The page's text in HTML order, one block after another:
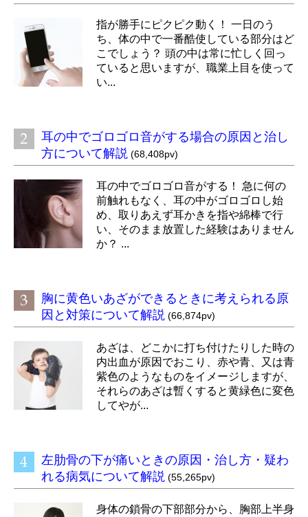
指が勝手にピクピク動く！ 一日のう
ち、体の中で一番酷使している部分はど
こでしょう？ 頭の中は常に忙しく回っ
ていると思いますが、職業上目を使って
い...
耳の中でゴロゴロ音がする場合の原因と治し
方について解説 (68,408pv)
耳の中でゴロゴロ音がする！ 急に何の
前触れもなく、耳の中がゴロゴロし始
め、取りあえず耳かきを指や綿棒で行
い、そのまま放置した経験はありません
か？ ...
胸に黄色いあざができるときに考えられる原
因と対策について解説 (66,874pv)
あざは、どこかに打ち付けたりした時の
内出血が原因でおこり、赤や青、又は青
紫色のようなものをイメージしますが、
それらのあざは暫くすると黄緑色に変色
してやが...
左肋骨の下が痛いときの原因・治し方・疑わ
れる病気について解説 (55,265pv)
身体の鎖骨の下部部分から、胸部上半身